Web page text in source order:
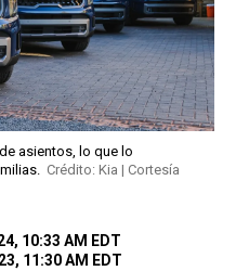
asientos, lo que lo
Crédito: Kia | Cortesía
10:33 AM EDT
11:30 AM EDT